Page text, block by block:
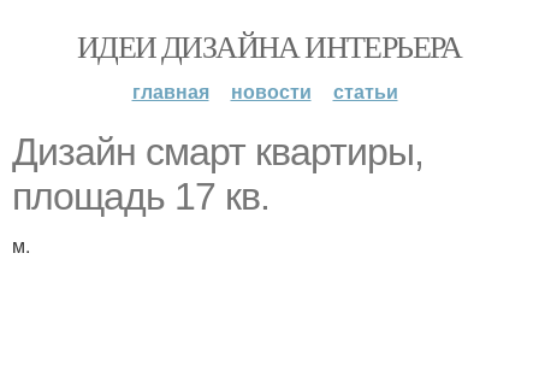
ИДЕИ ДИЗАЙНА ИНТЕРЬЕРА
главная новости статьи
Дизайн смарт квартиры,
площадь 17 кв.
м.